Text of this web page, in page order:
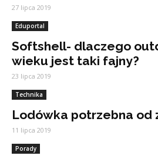
27 lipca 2019
Eduportal
Softshell- dlaczego
wieku jest taki fajny?
23 lipca 2019
Technika
Lodówka potrzebna od
11 lipca 2019
Porady